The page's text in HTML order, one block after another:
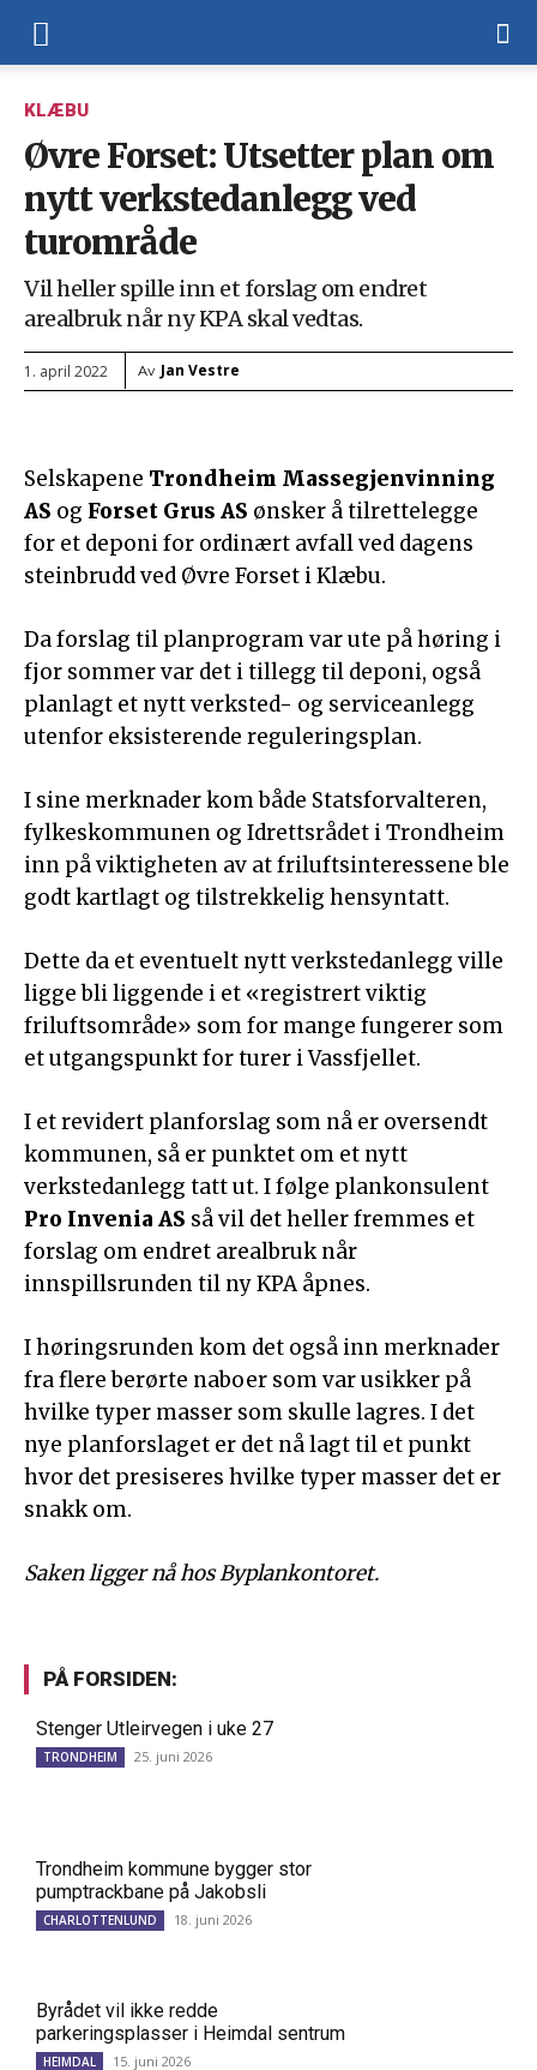
KLÆBU
Øvre Forset: Utsetter plan om
nytt verkstedanlegg ved
turområde
Vil heller spille inn et forslag om endret
arealbruk når ny KPA skal vedtas.
1. april 2022 Av Jan Vestre
Selskapene Trondheim Massegjenvinning
AS og Forset Grus AS ønsker å tilrettelegge
for et deponi for ordinært avfall ved dagens
steinbrudd ved Øvre Forset i Klæbu.
Da forslag til planprogram var ute på høring i
fjor sommer var det i tillegg til deponi, også
planlagt et nytt verksted- og serviceanlegg
utenfor eksisterende reguleringsplan.
I sine merknader kom både Statsforvalteren,
fylkeskommunen og Idrettsrådet i Trondheim
inn på viktigheten av at friluftsinteressene ble
godt kartlagt og tilstrekkelig hensyntatt.
Dette da et eventuelt nytt verkstedanlegg ville
ligge bli liggende i et «registrert viktig
friluftsområde» som for mange fungerer som
et utgangspunkt for turer i Vassfjellet.
I et revidert planforslag som nå er oversendt
kommunen, så er punktet om et nytt
verkstedanlegg tatt ut. I følge plankonsulent
Pro Invenia AS så vil det heller fremmes et
forslag om endret arealbruk når
innspillsrunden til ny KPA åpnes.
I høringsrunden kom det også inn merknader
fra flere berørte naboer som var usikker på
hvilke typer masser som skulle lagres. I det
nye planforslaget er det nå lagt til et punkt
hvor det presiseres hvilke typer masser det er
snakk om.
Saken ligger nå hos Byplankontoret.
PÅ FORSIDEN:
Stenger Utleirvegen i uke 27
TRONDHEIM 25. juni 2026
Trondheim kommune bygger stor
pumptrackbane på Jakobsli
CHARLOTTENLUND 18. juni 2026
Byrådet vil ikke redde
parkeringsplasser i Heimdal sentrum
HEIMDAL 15. juni 2026